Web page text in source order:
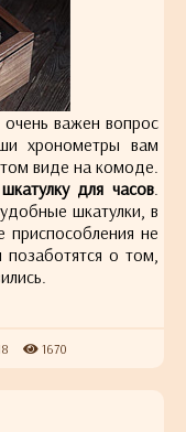
важен вопрос
хронометры вам
виде на комоде.
для часов
шкатулки, в
приспособления не
о том,
1670